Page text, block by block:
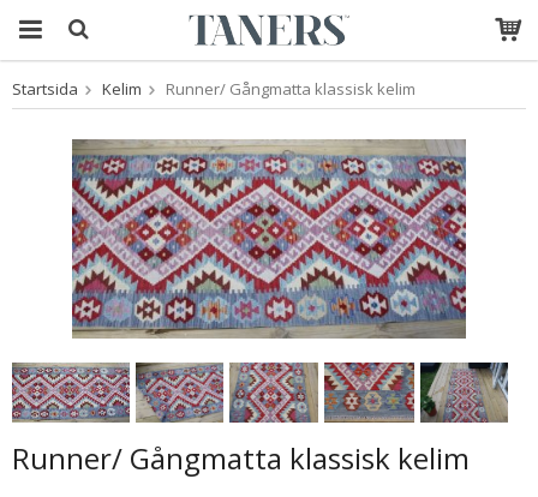
Produkten har blivit
tillagd i varukorgen
Startsida Kelim Runner/ Gångmatta klassisk kelim
Runner/ Gångmatta klassisk kelim